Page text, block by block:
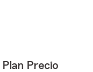
Precio